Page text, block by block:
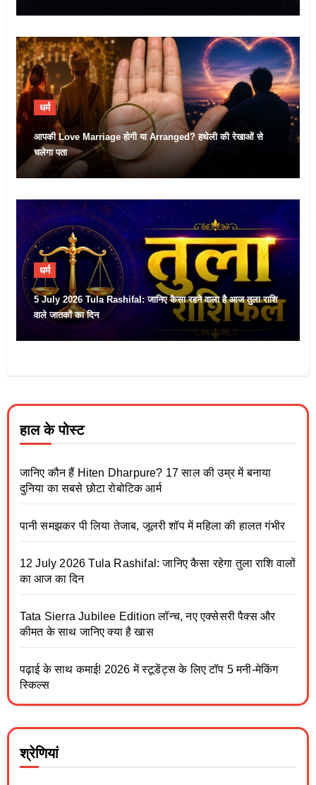
धर्म
आपकी Love Marriage होगी या Arranged? हथेली की रेखाओं से
चलेगा पता
धर्म
5 July 2026 Tula Rashifal: जानिए कैसा रहने वाला है आज तुला राशि
वाले जातकों का दिन
हाल के पोस्ट
जानिए कौन हैं Hiten Dharpure? 17 साल की उम्र में बनाया
दुनिया का सबसे छोटा रोबोटिक आर्म
पानी समझकर पी लिया तेजाब, जूलरी शॉप में महिला की हालत गंभीर
12 July 2026 Tula Rashifal: जानिए कैसा रहेगा तुला राशि वालों
का आज का दिन
Tata Sierra Jubilee Edition लॉन्च, नए एक्सेसरी पैक्स और
कीमत के साथ जानिए क्या है खास
पढ़ाई के साथ कमाई! 2026 में स्टूडेंट्स के लिए टॉप 5 मनी-मेकिंग
स्किल्स
श्रेणियां